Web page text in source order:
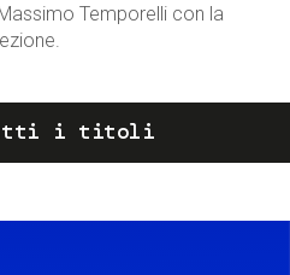
Temporelli con la
i titoli